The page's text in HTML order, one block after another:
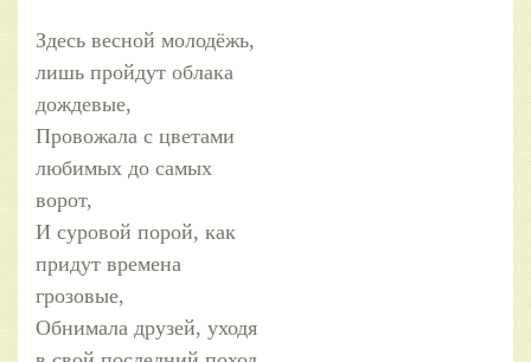
Здесь весной молодёжь,
лишь пройдут облака
дождевые,
Провожала с цветами
любимых до самых
ворот,
И суровой порой, как
придут времена
грозовые,
Обнимала друзей, уходя